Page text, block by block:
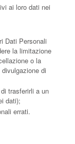
ai loro dati nei
Dati Personali
la limitazione
o la
di
trasferirli a un
dati);
errati.